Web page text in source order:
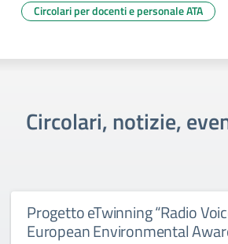
Circolari per docenti e personale ATA
Circolari, notizie,
Progetto eTwinning “Radio
European Environmental